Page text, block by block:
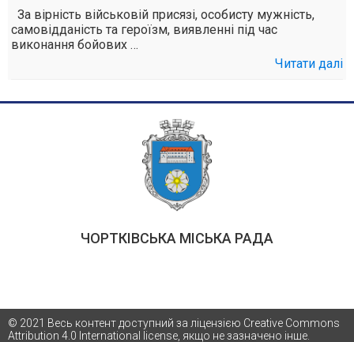
За вірність військовій присязі, особисту мужність,
самовідданість та героїзм, виявленні під час
виконання бойових …
Читати далі
ЧОРТКІВСЬКА МІСЬКА РАДА
© 2021 Весь контент доступний за ліцензією Creative Commons
Attribution 4.0 International license, якщо не зазначено інше.